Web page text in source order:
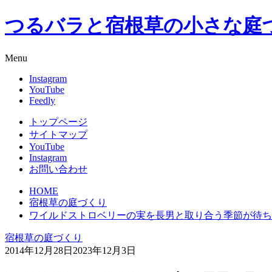
つるバラと宿根草の小さな庭
Menu
Instagram
YouTube
Feedly
トップページ
サイトマップ
YouTube
Instagram
お問い合わせ
HOME
宿根草の庭づくり
ワイルドストロベリーの実を長男と取り合う季節が待ち
宿根草の庭づくり
2014年12月28日 2023年12月3日